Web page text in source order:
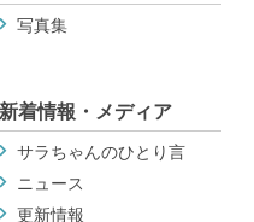
写真集
新着情報・メディア
サラちゃんのひとり言
ニュース
更新情報